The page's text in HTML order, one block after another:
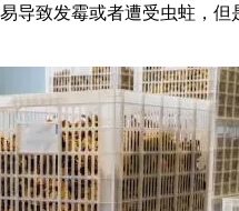
导致发霉或者遭受虫蛀，